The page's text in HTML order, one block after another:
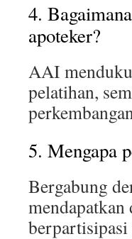
4.
apoteker?
AAI
pelatihan,
5. Mengapa
Bergabung
berpartisipasi